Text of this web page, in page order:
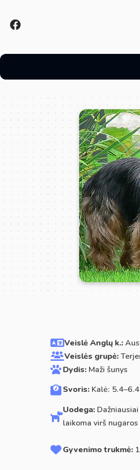
Veislė Anglų k.:
Veislės grupė:
Dydis: Maži šunys
Svoris: Kalė:
Uodega:
laikoma virš nugaros
Gyvenimo trukmė: